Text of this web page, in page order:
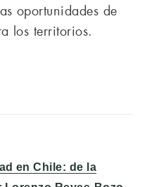
oportunidades de
los territorios.
en Chile: de la